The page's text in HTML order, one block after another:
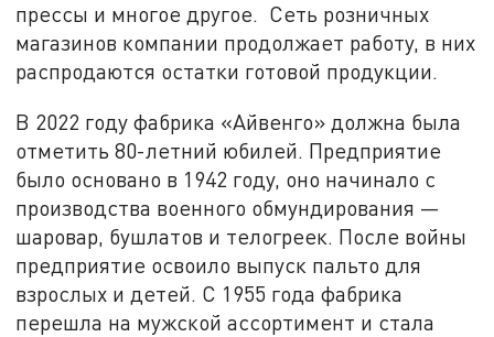
прессы и многое другое. Сеть розничных
магазинов компании продолжает работу, в них
распродаются остатки готовой продукции.
В 2022 году фабрика «Айвенго» должна была
отметить 80-летний юбилей. Предприятие
было основано в 1942 году, оно начинало с
производства военного обмундирования —
шаровар, бушлатов и телогреек. После войны
предприятие освоило выпуск пальто для
взрослых и детей. С 1955 года фабрика
перешла на мужской ассортимент и стала